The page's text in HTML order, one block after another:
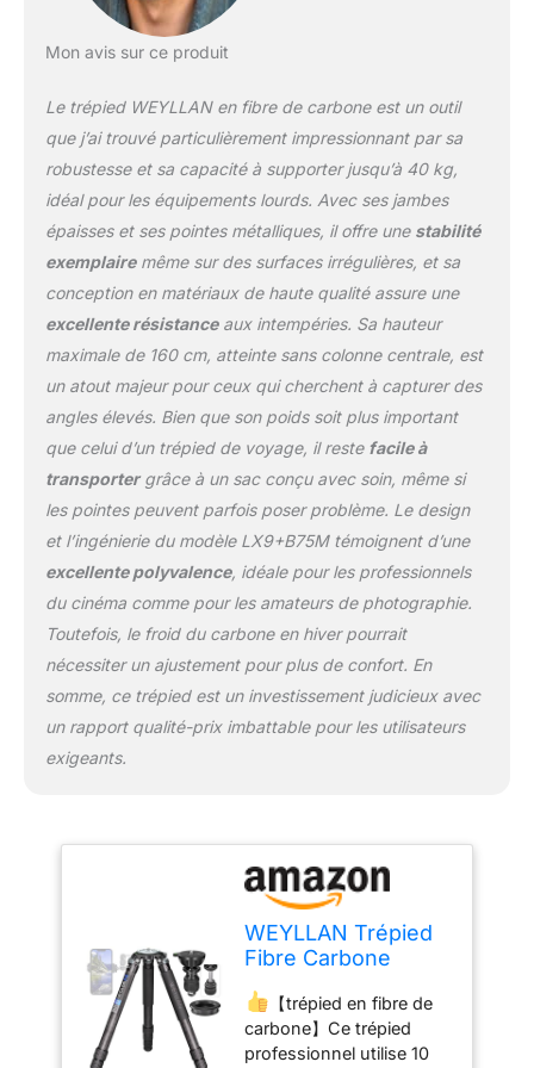
nouvellement conçu
dont la poignée peut être
rétractée vers le haut et
vers le bas, de sorte qu'il
peut être rapidement
commuté entre les
poignées longues et
courtes lors de
l'ajustement du niveau. il
ne heurtera pas le sol
lors de la prise de vue à
un angle ultra-basse.
【confortable manches
Contrairement aux
autres trépieds pour
appareils photo dslr qui
n'utilisent que des tubes
métalliques, ce trépied de
photographie est équipé
de manchons en silicone
exquis sur les tubes, ils
peuvent mieux prévenir
les chocs, confortables à
tenir, antidérapants lors
de l'utilisation en hiver.
principal, de sorte que
certains accessoires
courants peuvent être
installés sur ce trépied
via le bras magique, tels
que le téléphone
portable, la lumière led, le
microphone, etc. cette
Mon avis sur ce produit
Le trépied WEYLLAN en fibre de carbone est un outil
que j’ai trouvé particulièrement impressionnant par sa
robustesse et sa capacité à supporter jusqu’à 40 kg,
idéal pour les équipements lourds. Avec ses jambes
épaisses et ses pointes métalliques, il offre une stabilité
exemplairemême sur des surfaces irrégulières, et sa
conception en matériaux de haute qualité assure une
excellente résistanceaux intempéries. Sa hauteur
maximale de 160 cm, atteinte sans colonne centrale, est
un atout majeur pour ceux qui cherchent à capturer des
angles élevés. Bien que son poids soit plus important
que celui d’un trépied de voyage, il reste facile à
transportergrâce à un sac conçu avec soin, même si
les pointes peuvent parfois poser problème. Le design
et l’ingénierie du modèle LX9+B75M témoignent d’une
excellente polyvalence, idéale pour les professionnels
du cinéma comme pour les amateurs de photographie.
Toutefois, le froid du carbone en hiver pourrait
nécessiter un ajustement pour plus de confort. En
somme, ce trépied est un investissement judicieux avec
un rapport qualité-prix imbattable pour les utilisateurs
exigeants.
WEYLLAN Trépied
Fibre Carbone
Professionnel
Grand Trepied
Appareil Photo avec
【trépied en fibre de
carbone】Ce trépied
professionnel utilise 10